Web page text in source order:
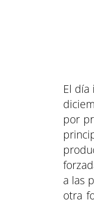
El
por
a las
otra